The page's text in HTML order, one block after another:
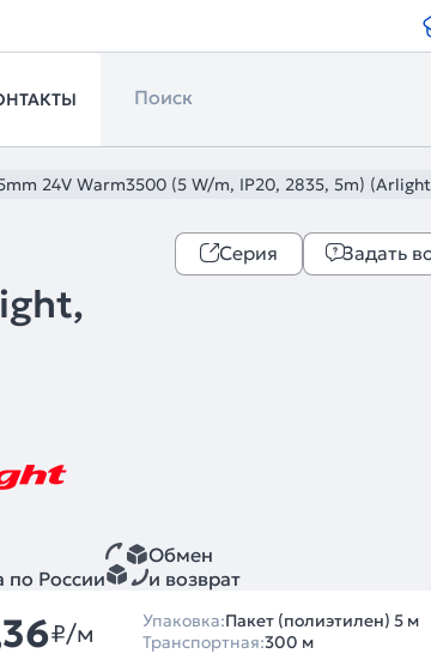
24V Warm3500 (5 W/m, IP20, 2835, 5m)
Серия Задать
по России
Обмен
и возврат
₽/м Упаковка:Пакет (полиэтилен) 5 м
Транспортная:300 м